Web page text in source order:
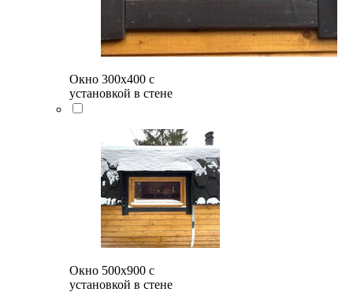
Окно 300х400 с
установкой в стене
Окно 500x900 с
установкой в стене